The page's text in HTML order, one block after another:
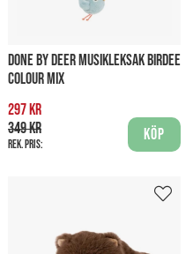
DONE BY DEER MUSIKLEKSAK BIRDEE
COLOUR MIX
297 kr
349 kr
Rek. pris:
Köp